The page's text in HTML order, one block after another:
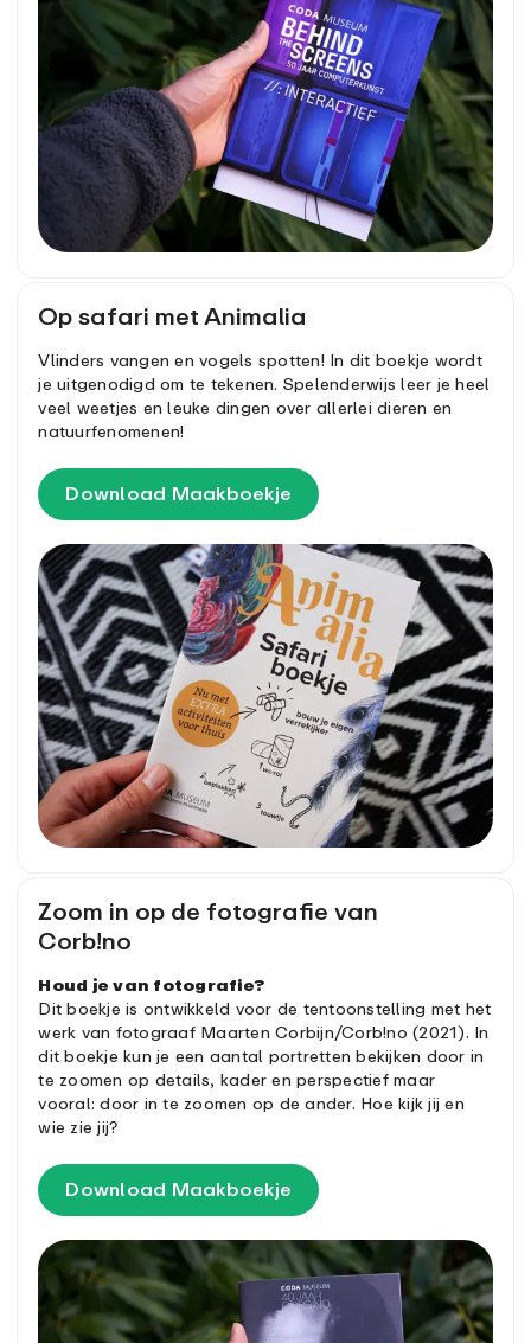
Op safari met Animalia
Vlinders vangen en vogels spotten! In dit boekje wordt
je uitgenodigd om te tekenen. Spelenderwijs leer je heel
veel weetjes en leuke dingen over allerlei dieren en
natuurfenomenen!
Download Maakboekje
Zoom in op de fotografie van
Corb!no
Houd je van fotografie?
Dit boekje is ontwikkeld voor de tentoonstelling met het
werk van fotograaf Maarten Corbijn/Corb!no (2021). In
dit boekje kun je een aantal portretten bekijken door in
te zoomen op details, kader en perspectief maar
vooral: door in te zoomen op de ander. Hoe kijk jij en
wie zie jij?
Download Maakboekje